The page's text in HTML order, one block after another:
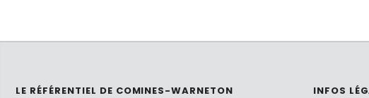
LE RÉFÉRENTIEL DE COMINES-WARNETON INFOS